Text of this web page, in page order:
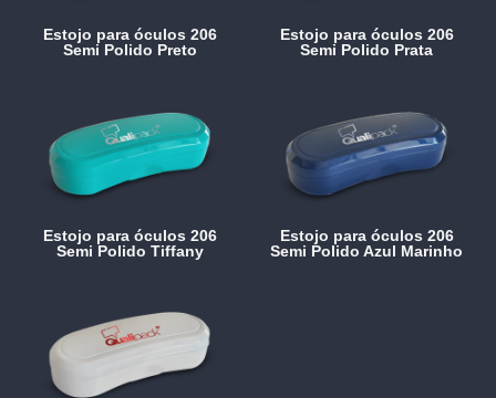
Estojo para óculos 206
Semi Polido Preto
Estojo para óculos 206
Semi Polido Prata
Estojo para óculos 206
Semi Polido Tiffany
Estojo para óculos 206
Semi Polido Azul Marinho